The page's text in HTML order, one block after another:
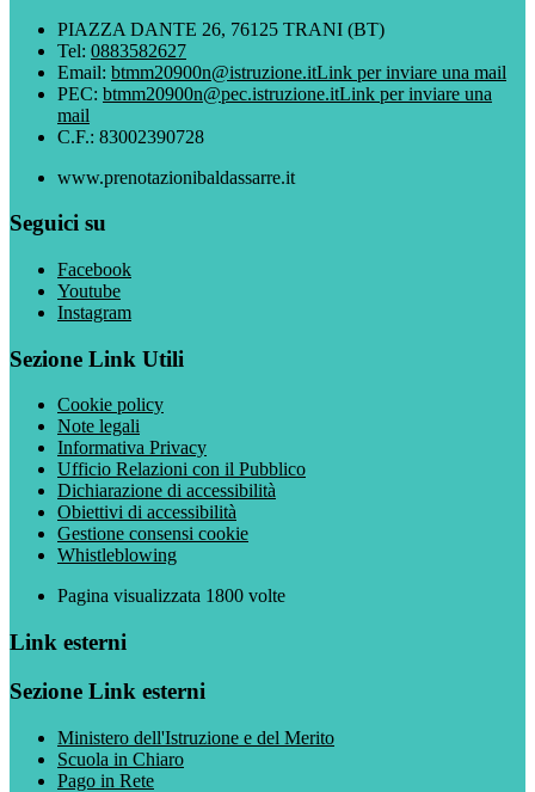
PIAZZA DANTE 26, 76125 TRANI (BT)
Tel: 0883582627
Email: btmm20900n@istruzione.itLink per inviare una mail
PEC: btmm20900n@pec.istruzione.itLink per inviare una
mail
C.F.: 83002390728
www.prenotazionibaldassarre.it
Seguici su
Facebook
Youtube
Instagram
Sezione Link Utili
Cookie policy
Note legali
Informativa Privacy
Ufficio Relazioni con il Pubblico
Dichiarazione di accessibilità
Obiettivi di accessibilità
Gestione consensi cookie
Whistleblowing
Pagina visualizzata 1800 volte
Link esterni
Sezione Link esterni
Ministero dell'Istruzione e del Merito
Scuola in Chiaro
Pago in Rete